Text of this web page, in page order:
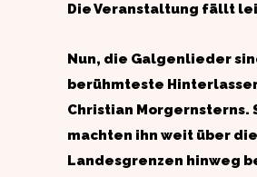
Die Veranstaltung fällt
Nun, die Galgenlieder
berühmteste
Christian Morgernsterns.
machten ihn weit über die
Landesgrenzen hinweg